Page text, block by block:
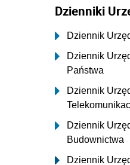
Dzienniki
Dziennik
Dziennik
Państwa
Dziennik
Dziennik
Budownictwa
Dziennik